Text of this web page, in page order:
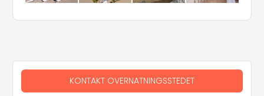
KONTAKT OVERNATNINGSSTEDET